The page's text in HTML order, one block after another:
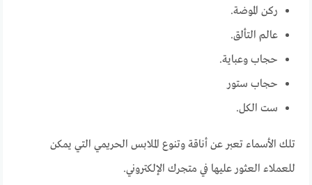
ركن الموضة.
عالم التألق.
حجاب وعباية.
حجاب ستور
ست الكل.
تلك الأسماء تعبر عن أناقة وتنوع الملابس الحريمي التي يمكن
للعملاء العثور عليها في متجرك الإلكتروني.